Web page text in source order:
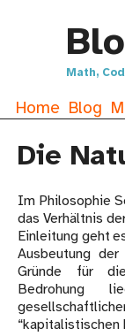
Math,
Home Blog
Die
Im Philosophie
das Verhältnis
Einleitung geht
Ausbeutung
Gründe für
Bedrohung
“kapitalistischen